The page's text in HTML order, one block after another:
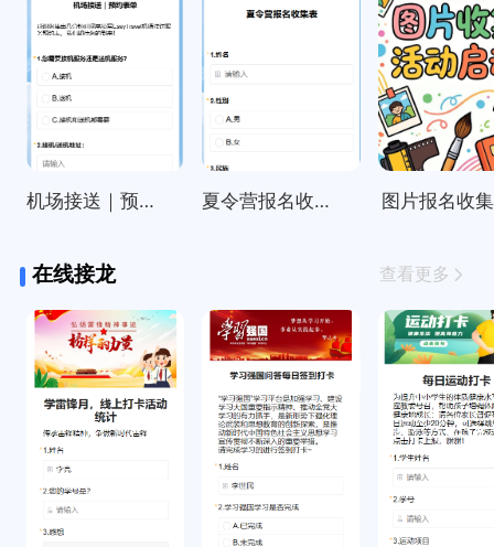
机场接送｜预约表单 夏令营报名收集表 图片报名收
在线接龙 查看更多